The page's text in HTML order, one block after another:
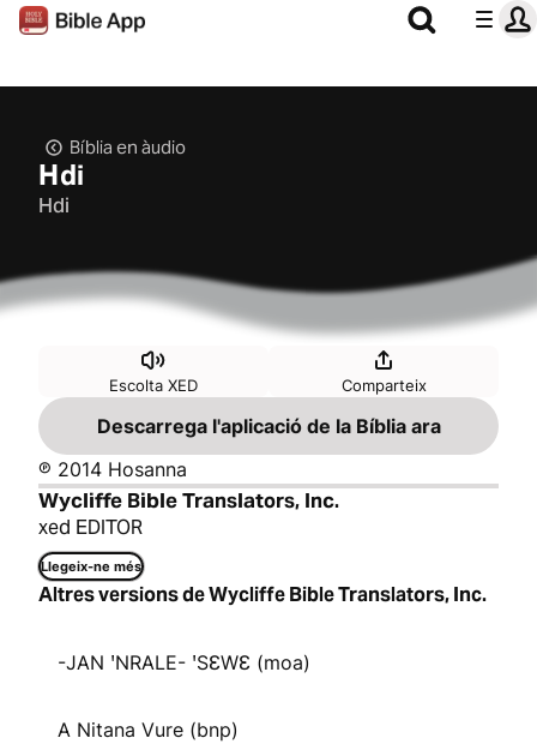
Bíblia en àudio
Hdi
Hdi
Escolta XED Comparteix
Descarrega l'aplicació de la Bíblia ara
℗ 2014 Hosanna
Wycliffe Bible Translators, Inc.
xed EDITOR
Llegeix-ne més
Altres versions de Wycliffe Bible Translators, Inc.
-JAN ꞌNRALE- ꞌSƐWƐ (moa)
A Nitana Vure (bnp)